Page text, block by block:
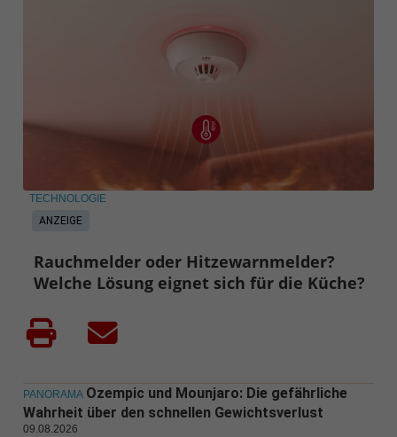
ANZEIGE
TECHNOLOGIE
Rauchmelder oder Hitzewarnmelder?
Welche Lösung eignet sich für die Küche?
PANORAMA Ozempic und Mounjaro: Die gefährliche
Wahrheit über den schnellen Gewichtsverlust
09.08.2026